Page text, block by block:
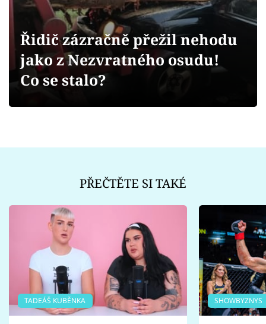
Videa
Sledujte prima+
Řidič zázračně přežil nehodu
jako z Nezvratného osudu!
Co se stalo?
PŘEČTĚTE SI TAKÉ
TADEÁŠ KUBĚNKA SHOWBYZNYS